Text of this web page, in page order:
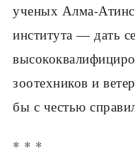
уче­ных Алма-
института — дать
зоотехников и
бы с честью
* * *